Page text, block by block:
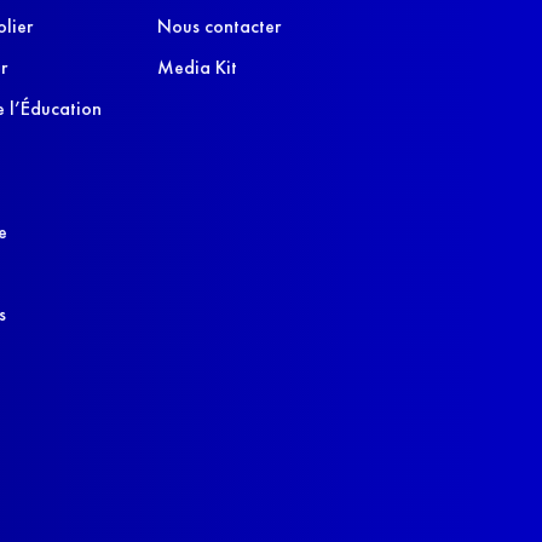
l’Éducation
Nous contacter
Media Kit